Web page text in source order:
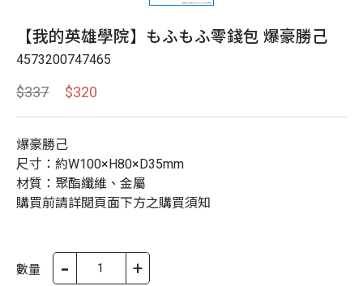
【我的英雄學院】もふもふ零錢包 爆豪勝己
4573200747465
$337 $320
爆豪勝己
尺寸：約W100×H80×D35mm
材質：聚酯纖維、金屬
購買前請詳閱頁面下方之購買須知
數量 - +